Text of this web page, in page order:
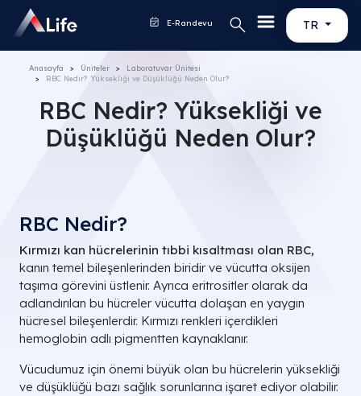
TR
E-Randevu
Anasayfa Üniteler
Laboratuvar Ünitesi
RBC Nedir? Yüksekliği ve Düşüklüğü Neden Olur?
RBC Nedir? Yüksekliği ve
Düşüklüğü Neden Olur?
RBC Nedir?
Kırmızı kan hücrelerinin tıbbi kısaltması olan RBC,
kanın temel bileşenlerinden biridir ve vücutta oksijen
taşıma görevini üstlenir. Ayrıca eritrositler olarak da
adlandırılan bu hücreler vücutta dolaşan en yaygın
hücresel bileşenlerdir. Kırmızı renkleri içerdikleri
hemoglobin adlı pigmentten kaynaklanır.
Vücudumuz için önemi büyük olan bu hücrelerin yüksekliği
ve düşüklüğü bazı sağlık sorunlarına işaret ediyor olabilir.